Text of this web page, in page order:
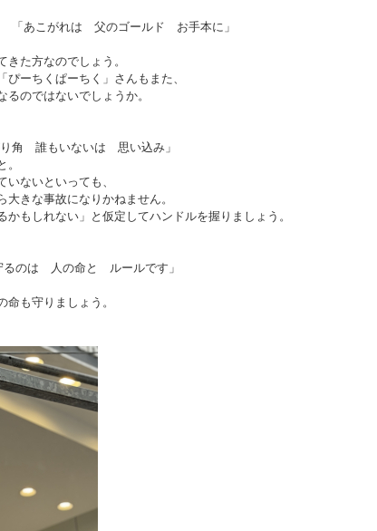
「あこがれは 父のゴールド お手本に」
た方なのでしょう。
ーちくぱーちく」さんもまた、
のではないでしょうか。
り角 誰もいないは 思い込み」
ないといっても、
きな事故になりかねません。
かもしれない」と仮定してハンドルを握りましょう。
るのは 人の命と ルールです」
も守りましょう。